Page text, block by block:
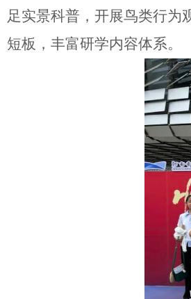
足实景科普，开展鸟类行为
短板，丰富研学内容体系。